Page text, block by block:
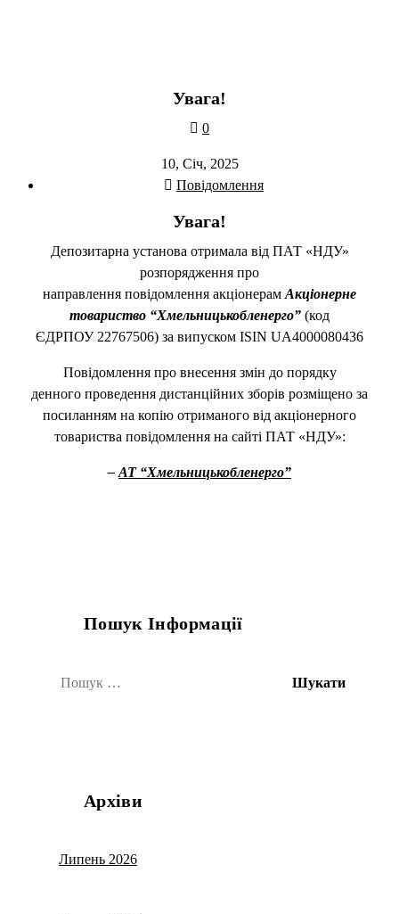
Увага!
0
10, Січ, 2025
Повідомлення
Увага!
Депозитарна установа отримала від ПАТ «НДУ»
розпорядження про
направлення повідомлення акціонерам Акціонерне
товариство “Хмельницькобленерго” (код
ЄДРПОУ 22767506) за випуском ISIN UA4000080436
Повідомлення про внесення змін до порядку
денного проведення дистанційних зборів розміщено за
посиланням на копію отриманого від акціонерного
товариства повідомлення на сайті ПАТ «НДУ»:
– АТ “Хмельницькобленерго”
Пошук Інформації
Архіви
Липень 2026